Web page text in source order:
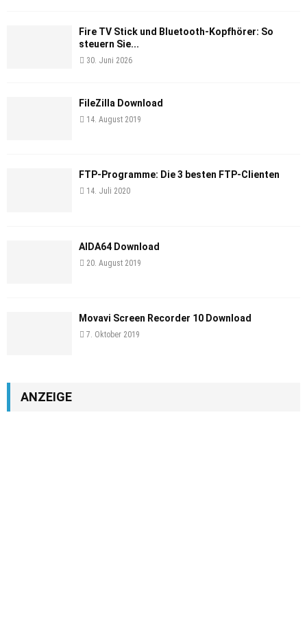
Fire TV Stick und Bluetooth-Kopfhörer: So
steuern Sie...
30. Juni 2026
FileZilla Download
14. August 2019
FTP-Programme: Die 3 besten FTP-Clienten
14. Juli 2020
AIDA64 Download
20. August 2019
Movavi Screen Recorder 10 Download
7. Oktober 2019
ANZEIGE